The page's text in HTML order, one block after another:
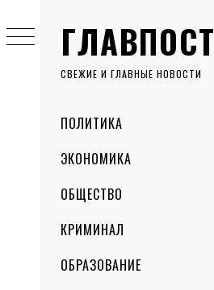
ГЛАВПОСТ
СВЕЖИЕ И ГЛАВНЫЕ НОВОСТИ
MenuПОЛИТИКА
ЭКОНОМИКА
ОБЩЕСТВО
КРИМИНАЛ
ОБРАЗОВАНИЕ
to
content